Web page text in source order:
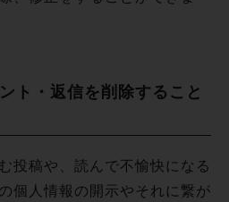
ト・返信を削除すること
投稿や、読んで不愉快になる
個人情報の開示やそれに繋が